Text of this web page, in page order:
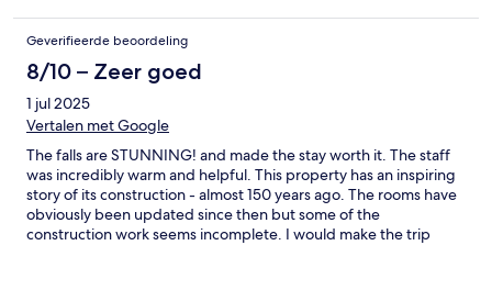
Geverifieerde beoordeling
8/10 – Zeer goed
1 jul 2025
Vertalen met Google
The falls are STUNNING! and made the stay worth it. The staff
was incredibly warm and helpful. This property has an inspiring
story of its construction - almost 150 years ago. The rooms have
obviously been updated since then but some of the
construction work seems incomplete. I would make the trip